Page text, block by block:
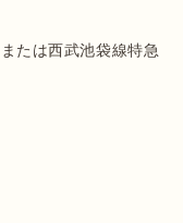
たは西武池袋線特急